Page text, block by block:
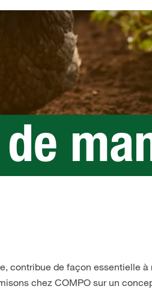
contribue de façon essentielle
chez COMPO sur un